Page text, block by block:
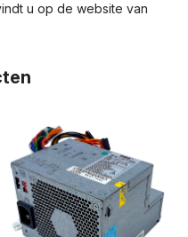
u op de website van